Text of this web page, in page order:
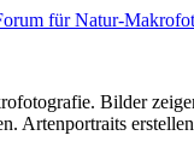
Bilder
Artenportraits